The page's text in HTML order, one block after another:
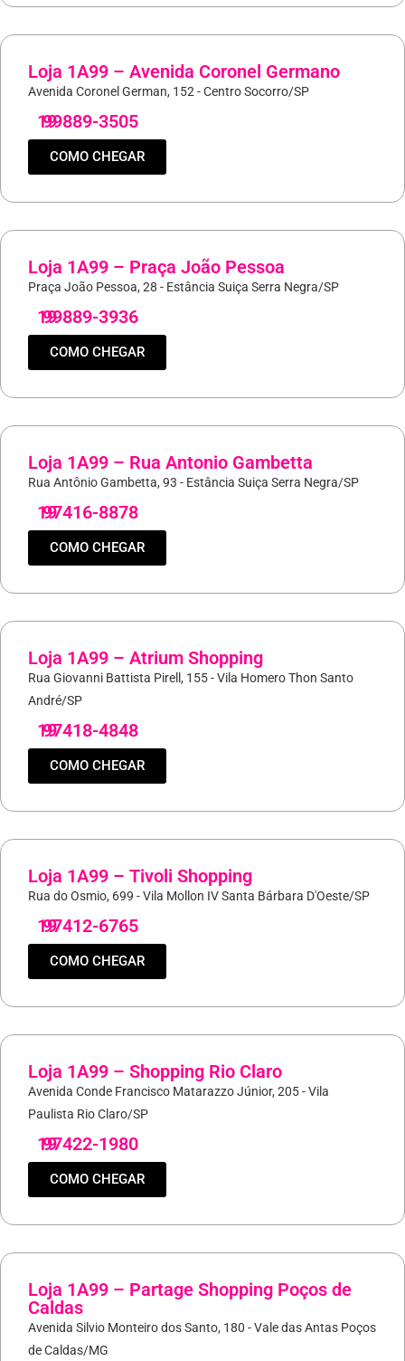
Loja 1A99 – Avenida Coronel Germano
Avenida Coronel German, 152 - Centro Socorro/SP
19
99889-3505
COMO CHEGAR
Loja 1A99 – Praça João Pessoa
Praça João Pessoa, 28 - Estância Suiça Serra Negra/SP
19
99889-3936
COMO CHEGAR
Loja 1A99 – Rua Antonio Gambetta
Rua Antônio Gambetta, 93 - Estância Suiça Serra Negra/SP
19
97416-8878
COMO CHEGAR
Loja 1A99 – Atrium Shopping
Rua Giovanni Battista Pirell, 155 - Vila Homero Thon Santo
André/SP
19
97418-4848
COMO CHEGAR
Loja 1A99 – Tivoli Shopping
Rua do Osmio, 699 - Vila Mollon IV Santa Bárbara D'Oeste/SP
19
97412-6765
COMO CHEGAR
Loja 1A99 – Shopping Rio Claro
Avenida Conde Francisco Matarazzo Júnior, 205 - Vila
Paulista Rio Claro/SP
19
97422-1980
COMO CHEGAR
Loja 1A99 – Partage Shopping Poços de
Caldas
Avenida Silvio Monteiro dos Santo, 180 - Vale das Antas Poços
de Caldas/MG